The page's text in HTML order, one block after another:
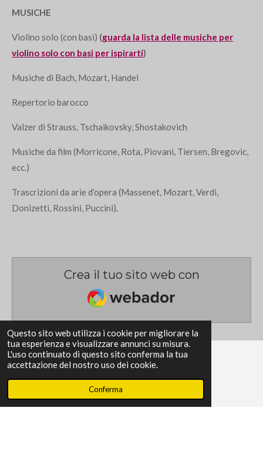
Questo sito web utilizza i cookie per migliorare la
tua esperienza e visualizzare annunci su misura.
L'uso continuato di questo sito conferma la tua
accettazione del nostro uso dei cookie.
Conferma
MUSICHE
Violino solo (con basi) (guarda la lista delle musiche per
violino solo con basi per ispirarti)
Musiche di Bach, Mozart, Handel
Repertorio barocco
Valzer di Strauss, Tschaikovsky, Shostakovich
Musiche da film (Morricone, Rota, Piovani, Tiersen, Bregovic,
ecc.)
Trascrizioni da arie d’opera (Massenet, Mozart, Verdi,
Donizetti, Rossini, Puccini).
Crea il tuo sito web con
Webador
F
c
I
s
W
a
Condividi Condividi Condividi Condividi